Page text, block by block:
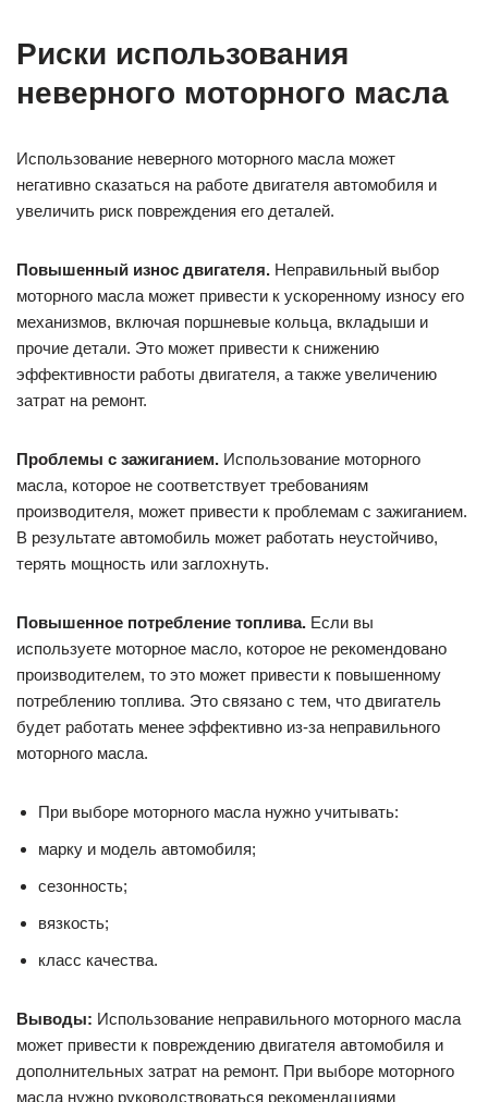
Риски использования
неверного моторного масла
Использование неверного моторного масла может
негативно сказаться на работе двигателя автомобиля и
увеличить риск повреждения его деталей.
Повышенный износ двигателя. Неправильный выбор
моторного масла может привести к ускоренному износу его
механизмов, включая поршневые кольца, вкладыши и
прочие детали. Это может привести к снижению
эффективности работы двигателя, а также увеличению
затрат на ремонт.
Проблемы с зажиганием. Использование моторного
масла, которое не соответствует требованиям
производителя, может привести к проблемам с зажиганием.
В результате автомобиль может работать неустойчиво,
терять мощность или заглохнуть.
Повышенное потребление топлива. Если вы
используете моторное масло, которое не рекомендовано
производителем, то это может привести к повышенному
потреблению топлива. Это связано с тем, что двигатель
будет работать менее эффективно из-за неправильного
моторного масла.
При выборе моторного масла нужно учитывать:
марку и модель автомобиля;
сезонность;
вязкость;
класс качества.
Выводы: Использование неправильного моторного масла
может привести к повреждению двигателя автомобиля и
дополнительных затрат на ремонт. При выборе моторного
масла нужно руководствоваться рекомендациями